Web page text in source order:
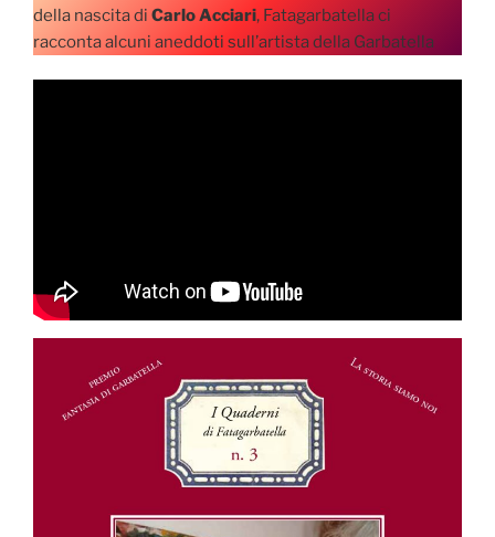
della nascita di Carlo Acciari, Fatagarbatella ci
racconta alcuni aneddoti sull’artista della Garbatella